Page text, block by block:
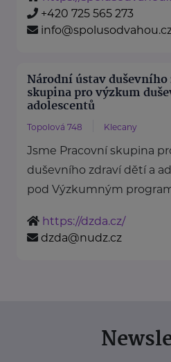
+420 725 565 273
Národní ústav
skupina pro výzkum
adolescentů
Topolová 748 Klecany
Jsme Pracovní skupina
duševního zdraví dětí a
pod Výzkumným
https://dzda.cz/
dzda@nudz.cz